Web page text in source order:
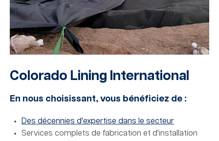
Colorado Lining International
En nous choisissant, vous bénéficiez de :
Des décennies d'expertise dans le secteur
Services complets de fabrication et d'installation